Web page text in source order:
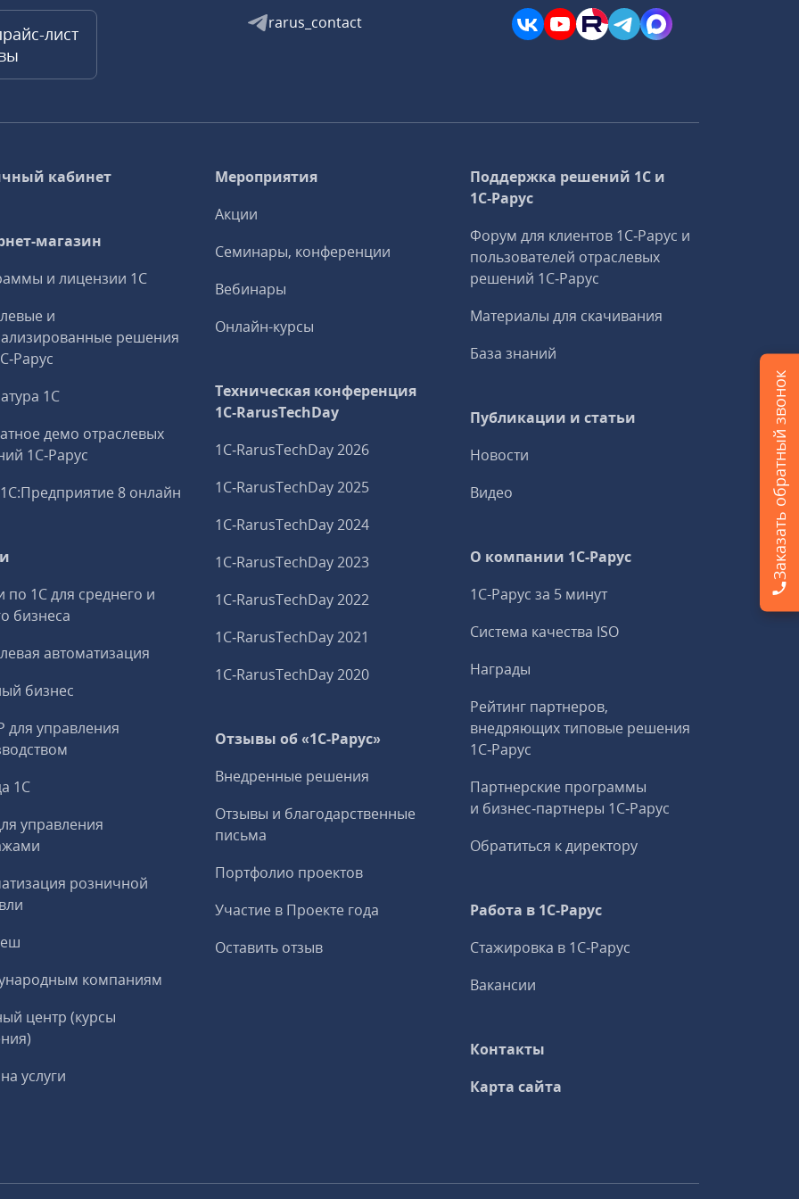
лист
rarus_contact
кабинет
магазин
и лицензии 1С
и
решения
1С
демо отраслевых
1С‑Рарус
8 онлайн
по 1С для среднего и
бизнеса
автоматизация
бизнес
для управления
1С
управления
розничной
компаниям
центр (курсы
услуги
Мероприятия
Акции
Семинары, конференции
Вебинары
Онлайн-курсы
Техническая конференция
1C‑RarusTechDay
1C‑RarusTechDay 2026
1C‑RarusTechDay 2025
1C‑RarusTechDay 2024
1C‑RarusTechDay 2023
1C‑RarusTechDay 2022
1C‑RarusTechDay 2021
1C‑RarusTechDay 2020
Отзывы об «1С-Рарус»
Внедренные решения
Отзывы и благодарственные
письма
Портфолио проектов
Участие в Проекте года
Оставить отзыв
Поддержка решений 1С и
1С‑Рарус
Форум для клиентов 1С‑Рарус и
пользователей отраслевых
решений 1С‑Рарус
Материалы для скачивания
База знаний
Публикации и статьи
Новости
Видео
О компании 1C-Рарус
1С-Рарус за 5 минут
Система качества ISO
Награды
Рейтинг партнеров,
внедряющих типовые решения
1С‑Рарус
Партнерские программы
и бизнес‑партнеры 1С‑Рарус
Обратиться к директору
Работа в 1С‑Рарус
Стажировка в 1С‑Рарус
Вакансии
Контакты
Карта сайта
Заказать обратный звонок